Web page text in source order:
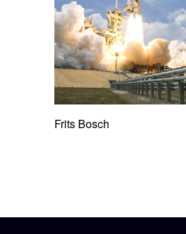
Frits Bosch